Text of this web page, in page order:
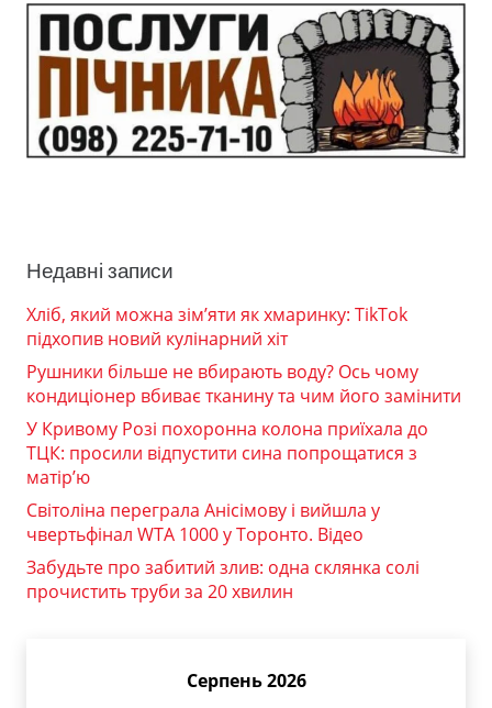
Недавні записи
Хліб, який можна зім’яти як хмаринку: TikTok
підхопив новий кулінарний хіт
Рушники більше не вбирають воду? Ось чому
кондиціонер вбиває тканину та чим його замінити
У Кривому Розі похоронна колона приїхала до
ТЦК: просили відпустити сина попрощатися з
матір’ю
Світоліна переграла Анісімову і вийшла у
чвертьфінал WTA 1000 у Торонто. Відео
Забудьте про забитий злив: одна склянка солі
прочистить труби за 20 хвилин
Серпень 2026